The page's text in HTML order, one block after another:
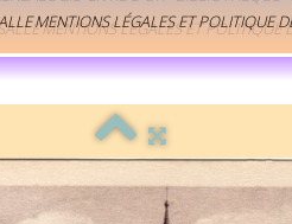
MENTIONS LÉGALES ET POLITIQUE